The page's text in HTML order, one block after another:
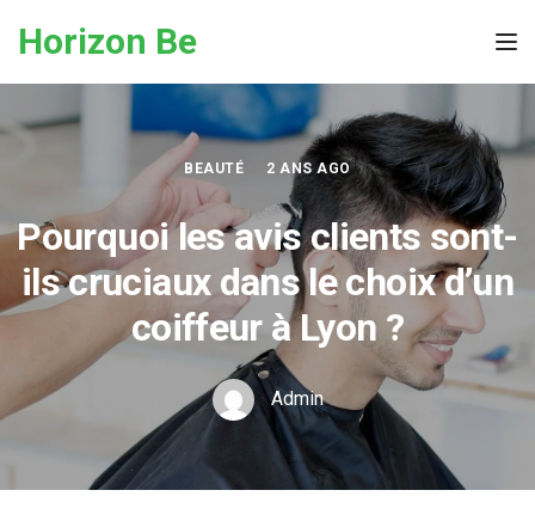
Horizon Be
BEAUTÉ 2 ANS AGO
Pourquoi les avis clients sont-
ils cruciaux dans le choix d’un
coiffeur à Lyon ?
Admin